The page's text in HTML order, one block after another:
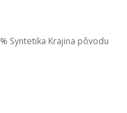
Syntetika Krajina pôvodu